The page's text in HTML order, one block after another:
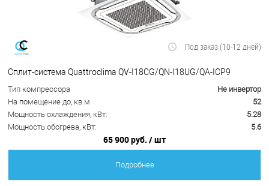
Под заказ (10-12 дней)
Сплит-система Quattroclima QV-I18CG/QN-I18UG/QA-ICP9
Тип компрессора
Не инвертор
На помещение до, кв.м
52
Мощность охлаждения, кВт:
5.28
Мощность обогрева, кВт:
5.6
65 900 руб. / шт
Подробнее